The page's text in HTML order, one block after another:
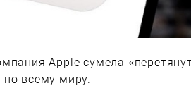
Apple сумела
всему миру.